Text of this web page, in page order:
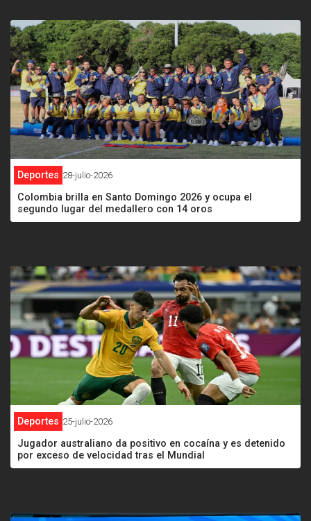
Deportes 28-julio-2026
Colombia brilla en Santo Domingo 2026 y ocupa el
segundo lugar del medallero con 14 oros
Deportes 25-julio-2026
Jugador australiano da positivo en cocaína y es detenido
por exceso de velocidad tras el Mundial